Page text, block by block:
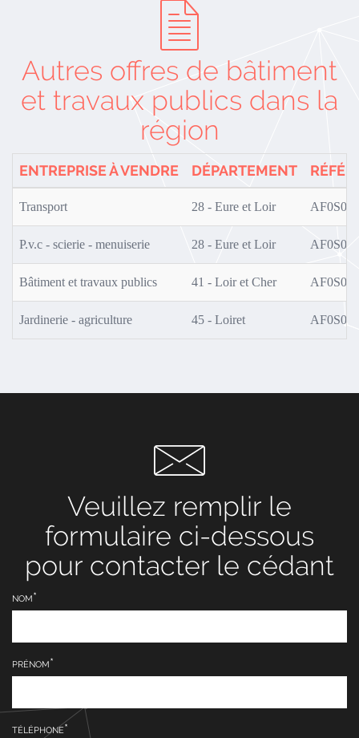
Autres offres de bâtiment
et travaux publics dans la
région
ENTREPRISE À VENDRE DÉPARTEMENT
Transport 28 - Eure et Loir AF0S01/
P.v.c - scierie - menuiserie 28 - Eure et Loir
Bâtiment et travaux publics 41 - Loir et Cher
Jardinerie - agriculture 45 - Loiret
Veuillez remplir le
formulaire ci-dessous
pour contacter le cédant
NOM
PRÉNOM
TÉLÉPHONE